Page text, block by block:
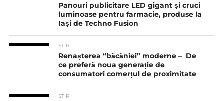
Panouri publicitare LED gigant şi cruci
luminoase pentru farmacie, produse la
Iaşi de Techno Fusion
STIRI
Renașterea “băcăniei” moderne – De
ce preferă noua generație de
consumatori comerțul de proximitate
STIRI